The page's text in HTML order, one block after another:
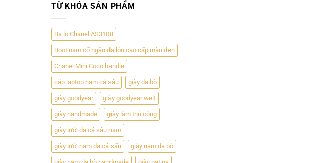
TỪ KHÓA SẢN PHẨM
Ba lo Chanel AS3108
Boot nam cổ ngắn da lộn cao cấp màu đen
Chanel Mini Coco handle
cặp laptop nam cá sấu giày da bò
giày goodyear giày goodyear welt
giày handmade giày làm thủ công
giày lười da cá sấu nam
giày lười nam da cá sấu giày nam da bò